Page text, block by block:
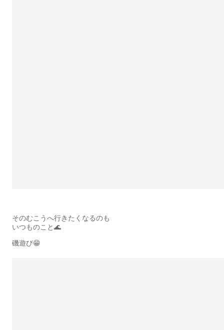
そのむこうへ行きたくなるのも
いつものこと🌊
磯遊び😁